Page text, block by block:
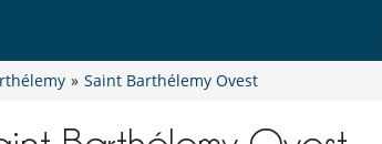
» Saint Barthélemy Ovest